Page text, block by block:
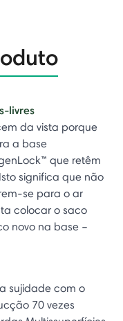
livres
da vista porque
a base
que retêm
significa que não
se para o ar
colocar o saco
novo na base –
sujidade com o
70 vezes